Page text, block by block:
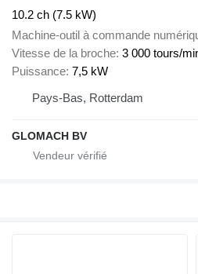
10.2 ch (7.5 kW)
Machine-outil à commande
Vitesse de la broche 3 000 tours/
Puissance 7,5 kW
Pays-Bas, Rotterdam
GLOMACH BV